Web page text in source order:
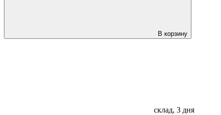
В корзину
склад, 3 дня